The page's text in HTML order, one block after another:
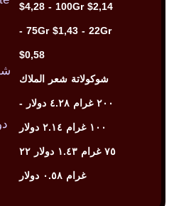
$4,28 - 100Gr $2,14
- 75Gr $1,43 - 22Gr
$0,58
شوكولاتة شعر الملاك
٢٠٠ غرام ٤.٢٨ دولار -
١٠٠ غرام ٢.١٤ دولار
٧٥ غرام ١.٤٣ دولار ٢٢
غرام ٠.٥٨ دولار